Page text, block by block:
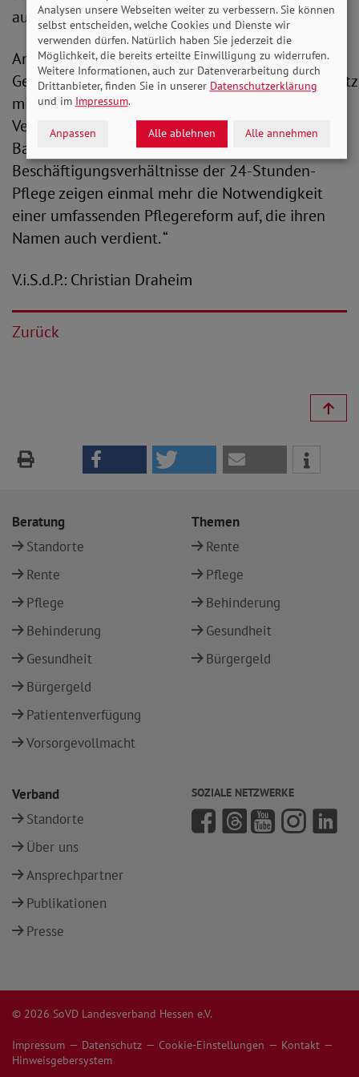
aus dem Verborgenen zu holen.“
Anlässlich der heutigen Billigung des
mit seinen Änderungsanträgen zur pflegerischen
Versorgung durch den Bundesrat bekräftigt
Bauer in diesem Zusammenhang: „Die prekären
Beschäftigungsverhältnisse der 24-Stunden-
Pflege zeigen einmal mehr die Notwendigkeit
einer umfassenden Pflegereform auf, die ihren
Namen auch verdient. “
V.i.S.d.P.: Christian Draheim
Zurück
Beratung
Standorte
Rente
Pflege
Behinderung
Gesundheit
Bürgergeld
Patientenverfügung
Vorsorgevollmacht
Themen
Rente
Pflege
Behinderung
Gesundheit
Bürgergeld
Verband
Standorte
Über uns
Ansprechpartner
Publikationen
Presse
SOZIALE NETZWERKE
© 2026 SoVD Landesverband Hessen e.V.
Impressum Datenschutz Cookie-Einstellungen
Kontakt
Hinweisgebersystem
Analysen unsere Webseiten weiter zu verbessern. Sie können
selbst entscheiden, welche Cookies und Dienste wir
verwenden dürfen. Natürlich haben Sie jederzeit die
Möglichkeit, die bereits erteilte Einwilligung zu widerrufen.
Weitere Informationen, auch zur Datenverarbeitung durch
Drittanbieter, finden Sie in unserer Datenschutzerklärung
und im Impressum.
Anpassen Alle ablehnen Alle annehmen